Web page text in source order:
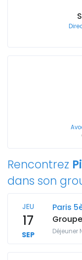
Rencontrez
dans son
JEU
17
SEP
Paris
Déjeuner